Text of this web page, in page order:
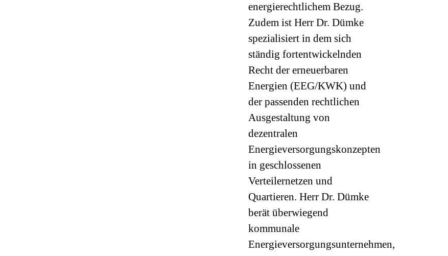
energierechtlichem Bezug.
Zudem ist Herr Dr. Dümke
spezialisiert in dem sich
ständig fortentwickelnden
Recht der erneuerbaren
Energien (EEG/KWK) und
der passenden rechtlichen
Ausgestaltung von
dezentralen
Energieversorgungskonzepten
in geschlossenen
Verteilernetzen und
Quartieren. Herr Dr. Dümke
berät überwiegend
kommunale
Energieversorgungsunternehmen,